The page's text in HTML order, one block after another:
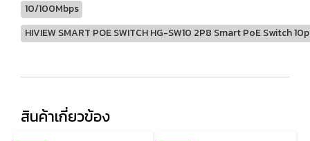
10/100Mbps
HIVIEW SMART POE SWITCH HG-SW10 2P8 Smart PoE Switch
สินค้าเกี่ยวข้อง